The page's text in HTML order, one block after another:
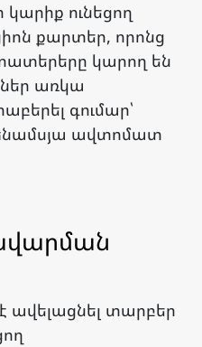
կարիք ունեցող
քարտեր, որոնց
կարող են
առկա
գումար՝
ավտոմատ
ավելացնել տարբեր